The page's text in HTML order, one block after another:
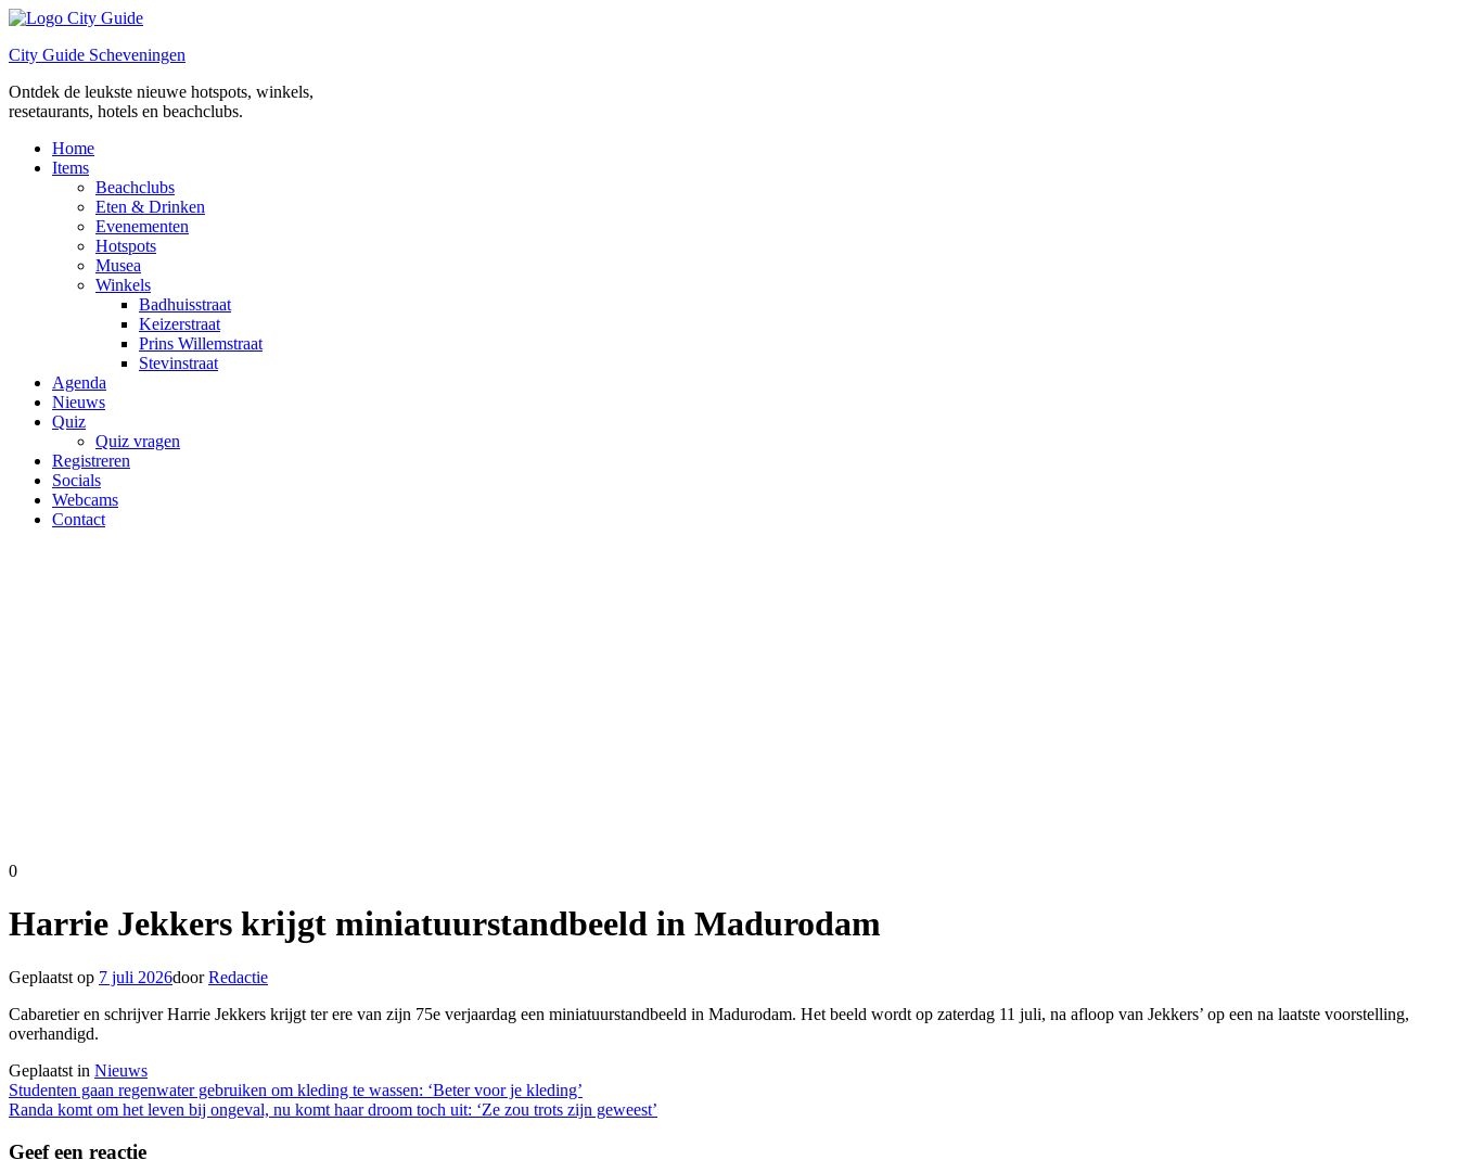
Ga
de
City Guide Scheveningen
Ontdek de leukste nieuwe hotspots, winkels,
resetaurants, hotels en beachclubs.
Home
Items
Beachclubs
Eten & Drinken
Evenementen
Hotspots
Musea
Winkels
Badhuisstraat
Keizerstraat
Prins Willemstraat
Stevinstraat
Agenda
Nieuws
Quiz
Quiz vragen
Registreren
Socials
Webcams
Contact
0
Harrie Jekkers krijgt miniatuurstandbeeld in Madurodam
Geplaatst op 7 juli 2026door Redactie
Cabaretier en schrijver Harrie Jekkers krijgt ter ere van zijn 75e verjaardag een miniatuurstandbeeld in Madurodam. Het beeld wordt op zaterdag 11 juli, na afloop van Jekkers’ op een na laatste voorstelling,
overhandigd.
Geplaatst in Nieuws
Berichtnavigatie
Studenten gaan regenwater gebruiken om kleding te wassen: ‘Beter voor je kleding’
Randa komt om het leven bij ongeval, nu komt haar droom toch uit: ‘Ze zou trots zijn geweest’
Geef een reactie